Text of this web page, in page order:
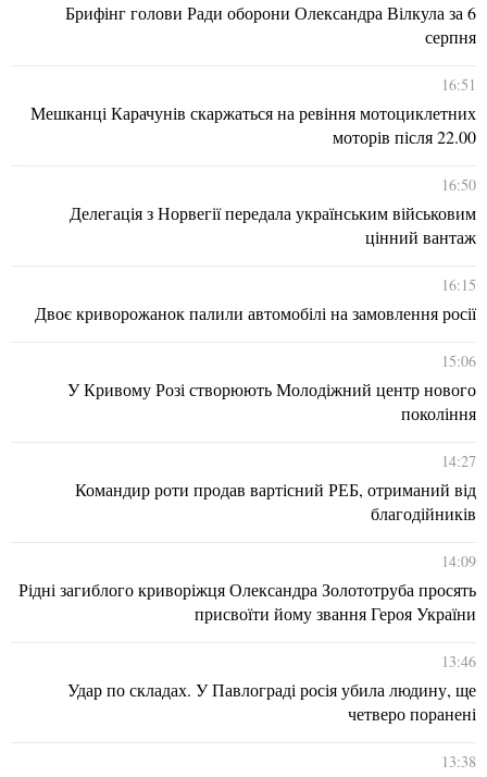
Брифінг голови Ради оборони Олександра Вілкула за 6
серпня
16:51
Мешканці Карачунів скаржаться на ревіння мотоциклетних
моторів після 22.00
16:50
Делегація з Норвегії передала українським військовим
цінний вантаж
16:15
Двоє криворожанок палили автомобілі на замовлення росії
15:06
У Кривому Розі створюють Молодіжний центр нового
покоління
14:27
Командир роти продав вартісний РЕБ, отриманий від
благодійників
14:09
Рідні загиблого криворіжця Олександра Золототруба просять
присвоїти йому звання Героя України
13:46
Удар по складах. У Павлограді росія убила людину, ще
четверо поранені
13:38